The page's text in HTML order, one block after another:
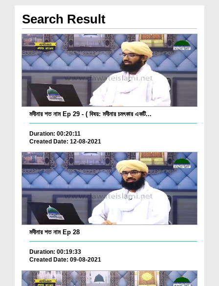
Search Result
মদীনার শত নাম Ep 29 - ( বিষয়: মদীনার চমৎকার একটি...
Duration: 00:20:11
Created Date: 12-08-2021
মদীনার শত নাম Ep 28
Duration: 00:19:33
Created Date: 09-08-2021